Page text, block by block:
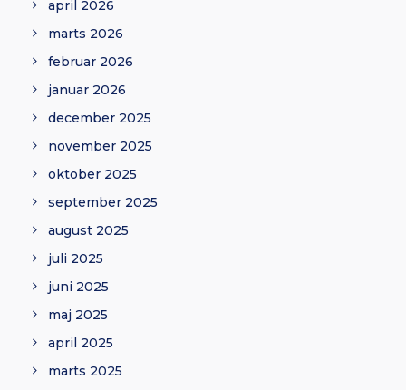
april 2026
marts 2026
februar 2026
januar 2026
december 2025
november 2025
oktober 2025
september 2025
august 2025
juli 2025
juni 2025
maj 2025
april 2025
marts 2025